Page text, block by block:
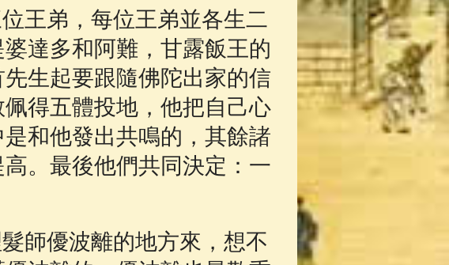
王弟，每位王弟並各生二
達多和阿難，甘露飯王的
生起要跟隨佛陀出家的信
得五體投地，他把自己心
和他發出共鳴的，其餘諸
。最後他們共同決定：一
師優波離的地方來，想不